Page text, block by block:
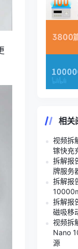
相关
视频拆
镓快充
拆解报
牌服务
拆解报
拆解报
磁吸移
视频拆
Nano
源